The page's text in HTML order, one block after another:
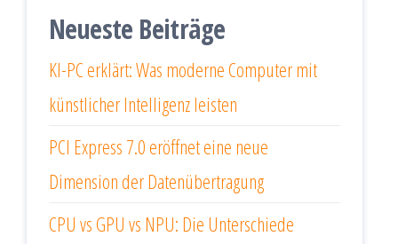
Neueste Beiträge
KI-PC erklärt: Was moderne Computer mit
künstlicher Intelligenz leisten
PCI Express 7.0 eröffnet eine neue
Dimension der Datenübertragung
CPU vs GPU vs NPU: Die Unterschiede